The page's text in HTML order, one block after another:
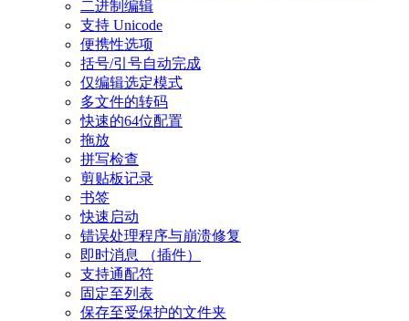
二进制编辑
支持 Unicode
便携性选项
括号/引号自动完成
仅编辑选定模式
多文件的转码
快速的64位配置
拖放
拼写检查
剪贴板记录
书签
快速启动
错误处理程序与崩溃修复
即时消息 （插件）
支持通配符
固定至列表
保存至受保护的文件夹